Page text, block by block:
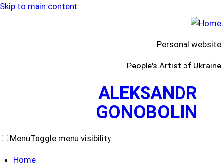
Skip to main content
Personal website
People's Artist of Ukraine
ALEKSANDR
GONOBOLIN
MenuToggle menu visibility
Home